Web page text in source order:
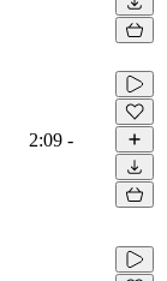
2:09 -